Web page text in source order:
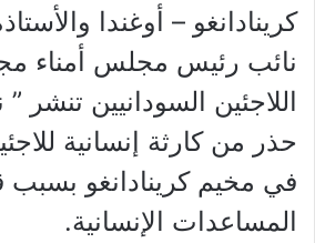
كرينادانغو – أوغندا
نائب رئيس مجلس أمناء
اللاجئين السودانيين تنشر
حذر من كارثة إنسانية
في مخيم كرينادانغو
المساعدات الإنسانية.